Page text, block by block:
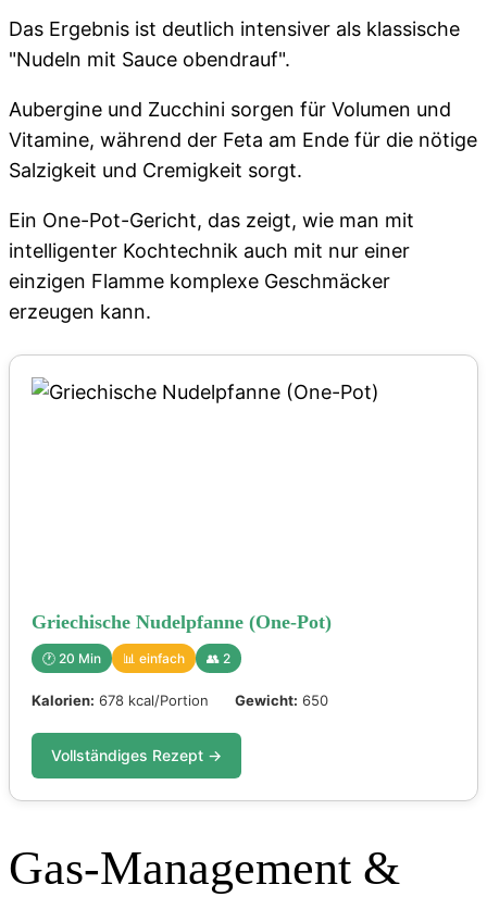
Das Ergebnis ist deutlich intensiver als klassische
"Nudeln mit Sauce obendrauf".
Aubergine und Zucchini sorgen für Volumen und
Vitamine, während der Feta am Ende für die nötige
Salzigkeit und Cremigkeit sorgt.
Ein One-Pot-Gericht, das zeigt, wie man mit
intelligenter Kochtechnik auch mit nur einer
einzigen Flamme komplexe Geschmäcker
erzeugen kann.
Griechische Nudelpfanne (One-Pot)
🕐 20 Min 📊 einfach 👥 2
Kalorien: 678 kcal/Portion Gewicht: 650
Vollständiges Rezept →
Gas-Management &